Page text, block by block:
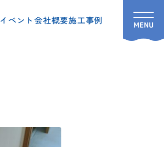
イベント 会社概要施工事例